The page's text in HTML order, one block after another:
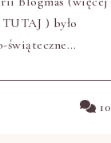
) było
świąteczne…
10